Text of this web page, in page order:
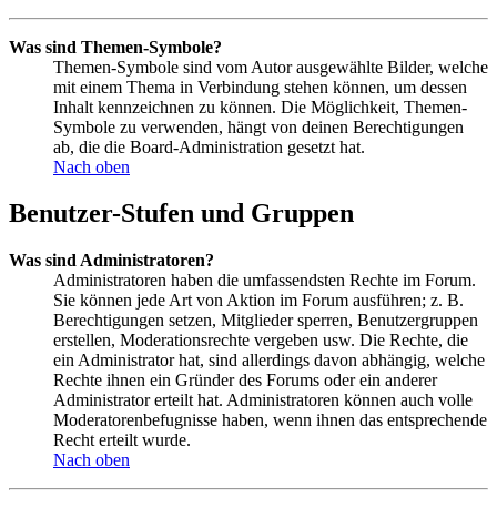
Was sind Themen-Symbole?
Themen-Symbole sind vom Autor ausgewählte Bilder, welche
mit einem Thema in Verbindung stehen können, um dessen
Inhalt kennzeichnen zu können. Die Möglichkeit, Themen-
Symbole zu verwenden, hängt von deinen Berechtigungen
ab, die die Board-Administration gesetzt hat.
Nach oben
Benutzer-Stufen und Gruppen
Was sind Administratoren?
Administratoren haben die umfassendsten Rechte im Forum.
Sie können jede Art von Aktion im Forum ausführen; z. B.
Berechtigungen setzen, Mitglieder sperren, Benutzergruppen
erstellen, Moderationsrechte vergeben usw. Die Rechte, die
ein Administrator hat, sind allerdings davon abhängig, welche
Rechte ihnen ein Gründer des Forums oder ein anderer
Administrator erteilt hat. Administratoren können auch volle
Moderatorenbefugnisse haben, wenn ihnen das entsprechende
Recht erteilt wurde.
Nach oben